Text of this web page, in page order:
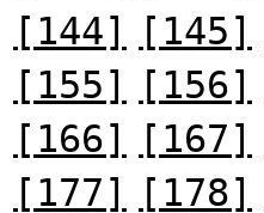
[144]
[145]
[155]
[156]
[166]
[167]
[177]
[178]